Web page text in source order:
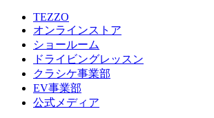
TEZZO
オンラインストア
ショールーム
ドライビングレッスン
クラシケ事業部
EV事業部
公式メディア